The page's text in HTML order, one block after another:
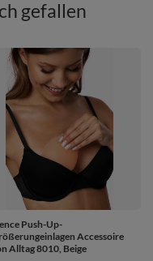
gefallen
Push-Up-
Accessoire
Alltag 8010, Beige